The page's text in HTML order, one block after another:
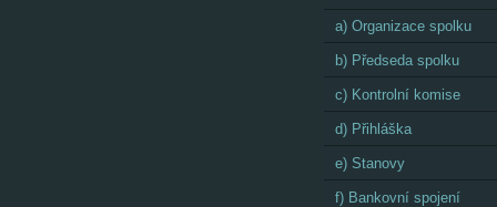
a) Organizace spolku
b) Předseda spolku
c) Kontrolní komise
d) Přihláška
e) Stanovy
f) Bankovní spojení